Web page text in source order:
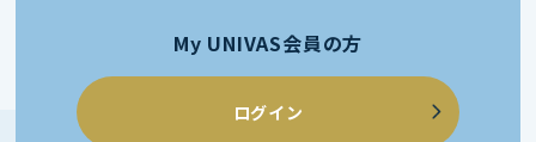
My UNIVAS会員の方
ログイン